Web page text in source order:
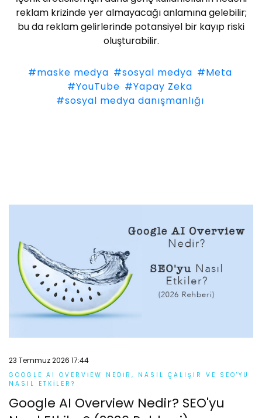
reklam krizinde yer almayacağı anlamına gelebilir;
bu da reklam gelirlerinde potansiyel bir kayıp riski
oluşturabilir.
#maske medya #sosyal medya #Meta
#YouTube #Yapay Zeka
#sosyal medya danışmanlığı
23 Temmuz 2026 17:44
GOOGLE AI OVERVIEW NEDIR, NASIL ÇALIŞIR VE SEO'YU
NASIL ETKILER?
Google AI Overview Nedir? SEO'yu